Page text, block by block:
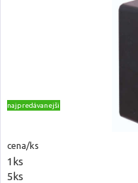
najpredávanejšie
cena/ks
1ks
5ks